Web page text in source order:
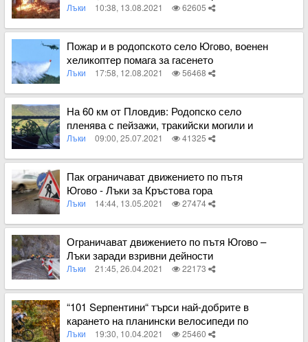
Лъки 10:38, 13.08.2021 62605
Вижте пълното съдържание
Пожар и в родопското село Югово, военен
хеликоптер помага за гасенето
Лъки 17:58, 12.08.2021 56468
Вижте пълното съдържание
На 60 км от Пловдив: Родопско село
пленява с пейзажи, тракийски могили и
вкусни качамаци
Лъки 09:00, 25.07.2021 41325
Вижте пълното съдържание
Пак ограничават движението по пътя
Югово - Лъки за Кръстова гора
Лъки 14:44, 13.05.2021 27474
Вижте пълното съдържание
Ограничават движението по пътя Югово –
Лъки заради взривни дейности
Лъки 21:45, 26.04.2021 22173
Вижте пълното съдържание
“101 Sерпентини“ търси най-добрите в
карането на планински велосипеди по
серпентините на Лъки
Лъки 19:30, 10.04.2021 25460